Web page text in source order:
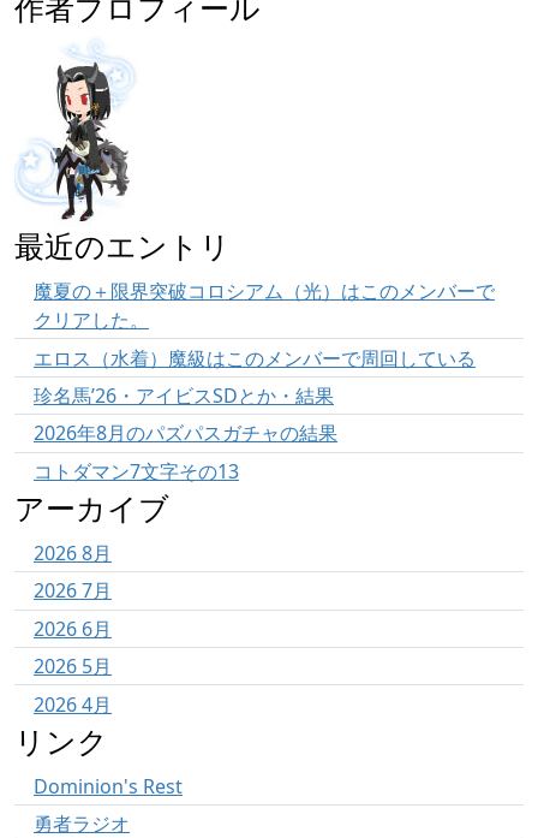
最近のエントリ
魔夏の＋限界突破コロシアム（光）はこのメンバーで
クリアした。
エロス（水着）魔級はこのメンバーで周回している
珍名馬’26・アイビスSDとか・結果
2026年8月のパズパスガチャの結果
コトダマン7文字その13
アーカイブ
2026 8月
2026 7月
2026 6月
2026 5月
2026 4月
リンク
Dominion's Rest
勇者ラジオ